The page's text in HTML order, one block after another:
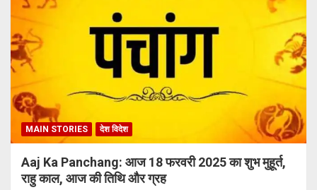
MAIN STORIES देश विदेश
Aaj Ka Panchang: आज 18 फरवरी 2025 का शुभ मुहूर्त,
राहु काल, आज की तिथि और ग्रह